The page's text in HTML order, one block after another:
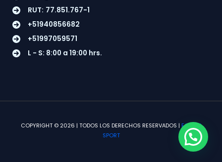
RUT: 77.851.767-1
+51940856682
+51997059571
L - S: 8:00 a 19:00 hrs.
COPYRIGHT © 2026 | TODOS LOS DERECHOS RESERVADOS | FOLTUS
SPORT